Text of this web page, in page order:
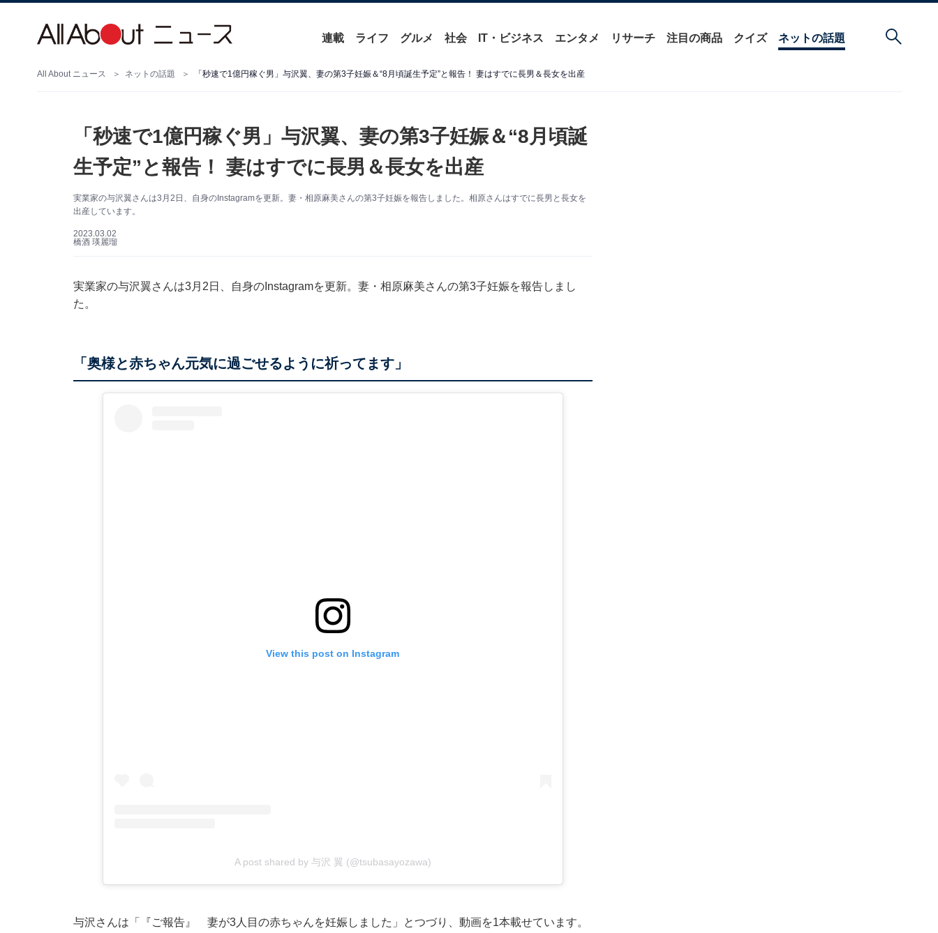
連載 ライフ グルメ 社会 IT・ビジネス エンタメ リサーチ 注目の商品 クイズ ネットの話題
All About ニュース ネットの話題 「秒速で1億円稼ぐ男」与沢翼、妻の第3子妊娠＆“8月頃誕生予定”と報告！ 妻はすでに長男＆長女を出産
「秒速で1億円稼ぐ男」与沢翼、妻の第3子妊娠＆“8月頃誕
生予定”と報告！ 妻はすでに長男＆長女を出産
実業家の与沢翼さんは3月2日、自身のInstagramを更新。妻・相原麻美さんの第3子妊娠を報告しました。相原さんはすでに長男と長女を
出産しています。
2023.03.02
橋酒 瑛麗瑠
実業家の与沢翼さんは3月2日、自身のInstagramを更新。妻・相原麻美さんの第3子妊娠を報告しまし
た。
「奥様と赤ちゃん元気に過ごせるように祈ってます」
View this post on Instagram
A post shared by 与沢 翼 (@tsubasayozawa)
与沢さんは「『ご報告』 妻が3人目の赤ちゃんを妊娠しました」とつづり、動画を1本載せています。